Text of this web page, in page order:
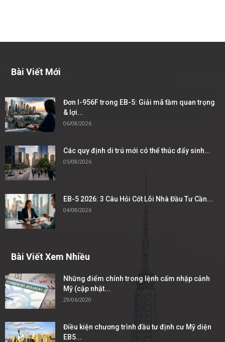
Bài Viết Mới
Đơn I-956F trong EB-5: Giải mã tầm quan trọng
& lợi...
06/08/2026
Các quy định di trú mới có thể thúc đẩy sinh...
05/08/2026
EB-5 2026: 3 Câu Hỏi Cốt Lõi Nhà Đầu Tư Cần...
04/08/2026
Bài Viết Xem Nhiều
Những điểm chính trong lệnh cấm nhập cảnh
Mỹ (cập nhật...
29/06/2020
Điều kiện chương trình đầu tư định cư Mỹ diện
EB5...